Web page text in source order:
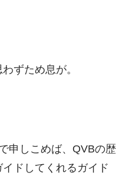
ずため息が。
申しこめば、QVBの歴
ドしてくれるガイド